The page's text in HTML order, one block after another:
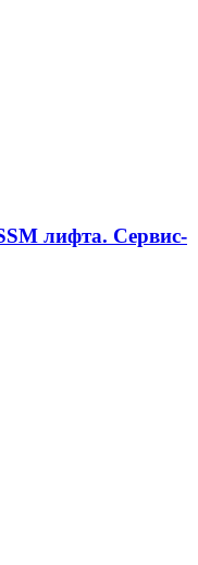
лифта. Сервис-